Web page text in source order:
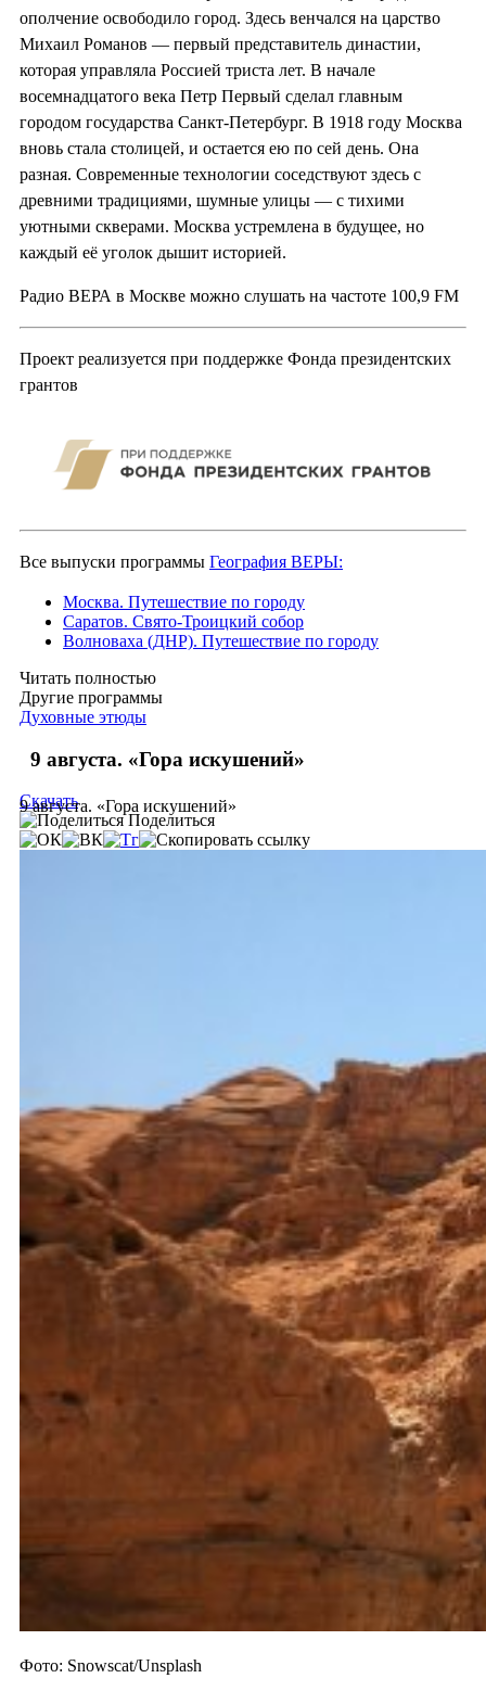
ополчение освободило город. Здесь венчался на царство
Михаил Романов — первый представитель династии,
которая управляла Россией триста лет. В начале
восемнадцатого века Петр Первый сделал главным
городом государства Санкт-Петербург. В 1918 году Москва
вновь стала столицей, и остается ею по сей день. Она
разная. Современные технологии соседствуют здесь с
древними традициями, шумные улицы — с тихими
уютными скверами. Москва устремлена в будущее, но
каждый её уголок дышит историей.
Радио ВЕРА в Москве можно слушать на частоте 100,9 FM
Проект реализуется при поддержке Фонда президентских
грантов
Все выпуски программы География ВЕРЫ:
Москва. Путешествие по городу
Саратов. Свято-Троицкий собор
Волноваха (ДНР). Путешествие по городу
Читать полностью
Другие программы
Духовные этюды
9 августа. «Гора искушений»
9 августа. «Гора искушений»
Скачать
Поделиться
Фото: Snowscat/Unsplash